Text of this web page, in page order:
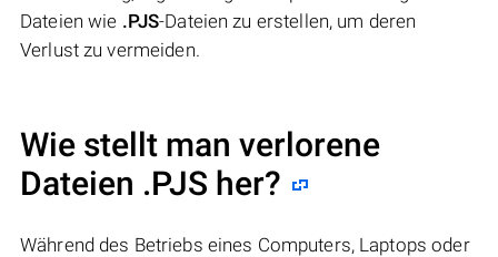
Dateien wie .PJS-Dateien zu erstellen, um deren
Verlust zu vermeiden.
Wie stellt man verlorene
Dateien .PJS her?
Während des Betriebs eines Computers, Laptops oder